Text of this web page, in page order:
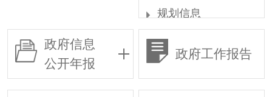
规划信息
统计信息
权责清单
行政许可
政府信息
公开年报
政府工作报告